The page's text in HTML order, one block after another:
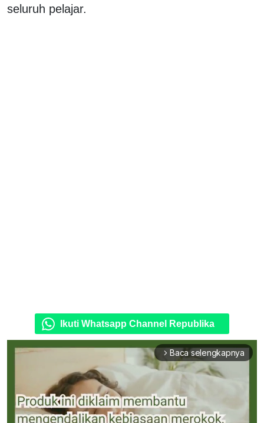
seluruh pelajar.
Ikuti Whatsapp Channel Republika
arrow_forward_ios Baca selengkapnya